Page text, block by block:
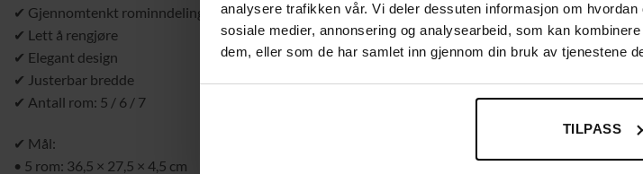
analysere trafikken vår. Vi deler dessuten informasjon om
sosiale medier, annonsering og analysearbeid, som kan
dem, eller som de har samlet inn gjennom din bruk av tjenestene
TILPASS
✔ Gjennomtenkt rominndeling
✔ Lett å rengjøre
✔ Elegant design
✔ Justerbar bredde
✔ Antall rom: 5 / 6 / 7
✔ Mål:
• 5 rom: 36,5 × 27,5 × 4,5 cm